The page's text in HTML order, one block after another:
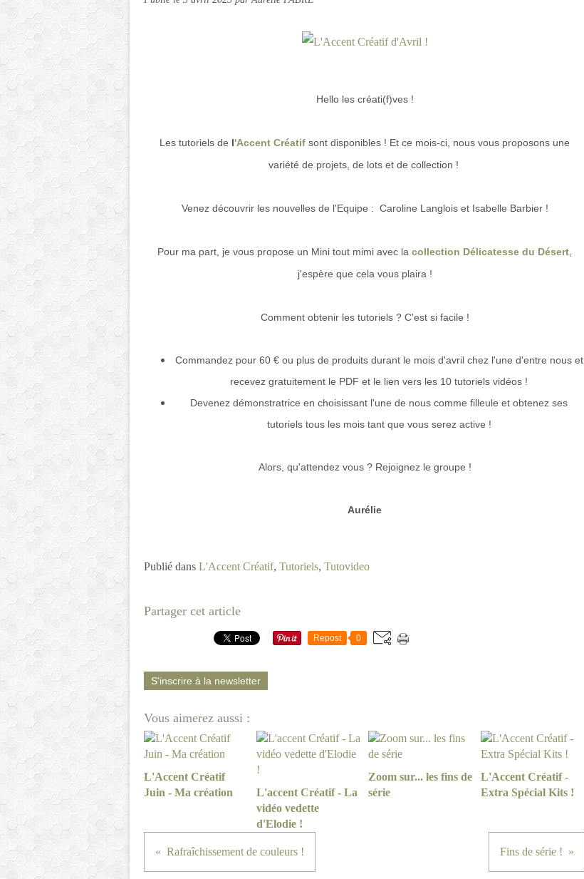
Hello les créati(f)ves !
Les tutoriels de l'Accent Créatif sont disponibles ! Et ce mois-ci, nous vous proposons une
variété de projets, de lots et de collection !
Venez découvrir les nouvelles de l'Equipe : Caroline Langlois et Isabelle Barbier !
Pour ma part, je vous propose un Mini tout mimi avec la collection Délicatesse du Désert
j'espère que cela vous plaira !
Comment obtenir les tutoriels ? C'est si facile !
Commandez pour 60 € ou plus de produits durant le mois d'avril chez l'une d'entre nous et
recevez gratuitement le PDF et le lien vers les 10 tutoriels vidéos !
Devenez démonstratrice en choisissant l'une de nous comme filleule et obtenez ses
tutoriels tous les mois tant que vous serez active !
Alors, qu'attendez vous ? Rejoignez le groupe !
Aurélie
Publié dans L'Accent Créatif, Tutoriels, Tutovideo
Partager cet article
Repost 0
S'inscrire à la newsletter
Vous aimerez aussi :
L'Accent Créatif
Juin - Ma création
L'accent Créatif - La
vidéo vedette
d'Elodie !
Zoom sur... les fins de
série
L'Accent Créatif -
Extra Spécial Kits !
Rafraîchissement de couleurs ! Fins de série !